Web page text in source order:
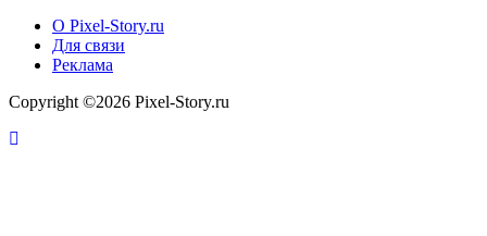
О Pixel-Story.ru
Для связи
Реклама
Copyright ©2026 Pixel-Story.ru